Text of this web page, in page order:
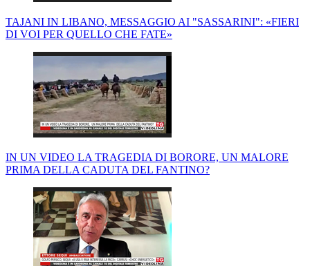
TAJANI IN LIBANO, MESSAGGIO AI "SASSARINI": «FIERI
DI VOI PER QUELLO CHE FATE»
IN UN VIDEO LA TRAGEDIA DI BORORE, UN MALORE
PRIMA DELLA CADUTA DEL FANTINO?